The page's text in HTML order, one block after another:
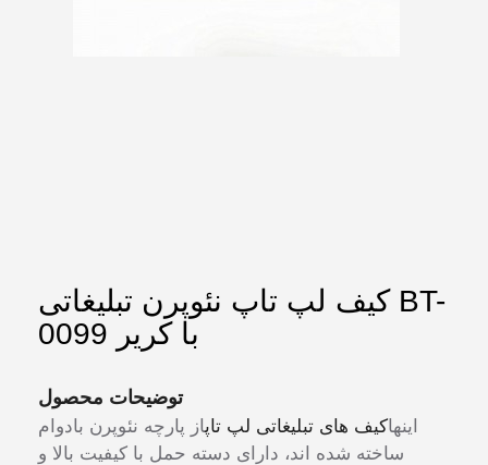
کیف لپ تاپ نئوپرن تبلیغاتی BT-
0099 با کریر
توضیحات محصول
اینهاکیف های تبلیغاتی لپ تاپاز پارچه نئوپرن بادوام
ساخته شده اند، دارای دسته حمل با کیفیت بالا و